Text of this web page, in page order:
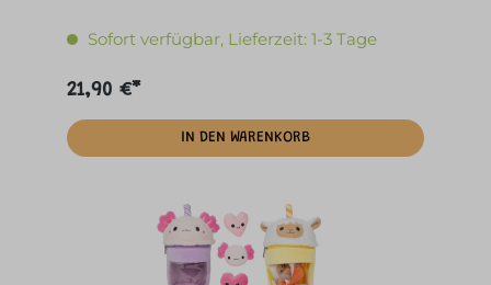
Sofort verfügbar, Lieferzeit: 1-3 Tage
21,90 €*
IN DEN WARENKORB